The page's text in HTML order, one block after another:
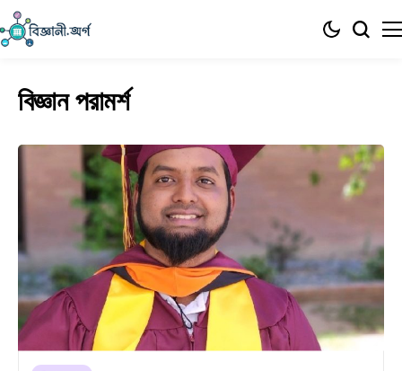
বিজ্ঞান পরামর্শ